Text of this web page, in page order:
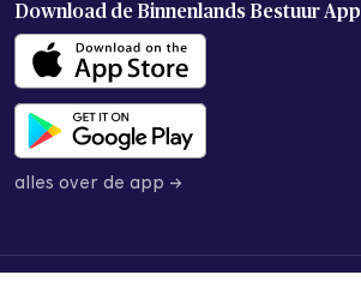
Download de Binnenlands Bestuur App
alles over de app →